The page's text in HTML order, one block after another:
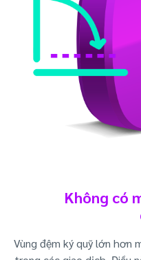
Không có
Vùng đệm ký quỹ lớn hơn